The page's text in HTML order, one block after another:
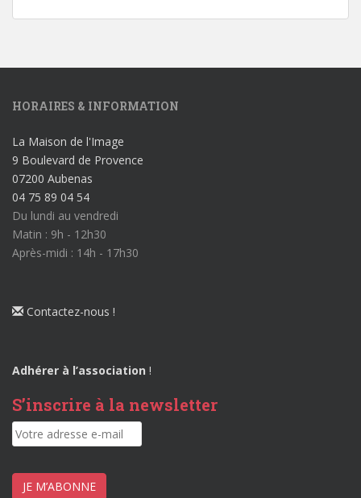
HORAIRES & INFORMATION
La Maison de l'Image
9 Boulevard de Provence
07200 Aubenas
04 75 89 04 54
Du lundi au vendredi
Matin : 9h - 12h30
Après-midi : 14h - 17h30
Contactez-nous !
Adhérer à l’association !
S’inscrire à la newsletter
JE M’ABONNE